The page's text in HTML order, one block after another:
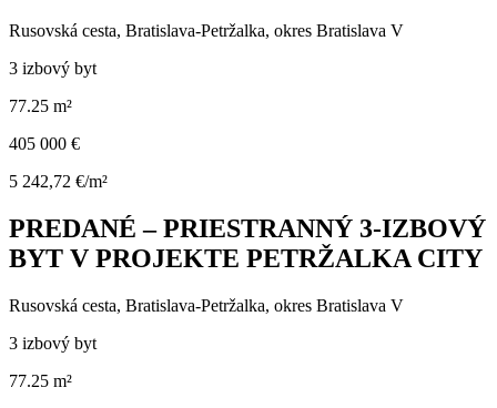
Rusovská cesta, Bratislava-Petržalka, okres Bratislava V
3 izbový byt
77.25 m²
405 000 €
5 242,72 €/m²
PREDANÉ – PRIESTRANNÝ 3-IZBOVÝ
BYT V PROJEKTE PETRŽALKA CITY
Rusovská cesta, Bratislava-Petržalka, okres Bratislava V
3 izbový byt
77.25 m²